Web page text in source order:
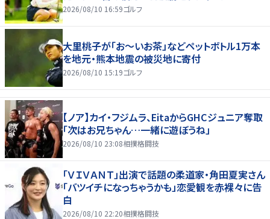
2026/08/10 16:59ゴルフ
大里桃子が「お～いお茶」などペットボトル1万本
を地元・熊本地震の被災地に寄付
2026/08/10 15:19ゴルフ
【ノア】カイ・フジムラ、EitaからGHCジュニア奪取
「次はお兄ちゃん…一緒に遊ぼうね」
2026/08/10 23:08相撲格闘技
「ＶＩＶＡＮＴ」出演で話題の柔道家・角田夏実さん
「バツイチになっちゃうかも」恋愛観を赤裸々に告
白
2026/08/10 22:20相撲格闘技